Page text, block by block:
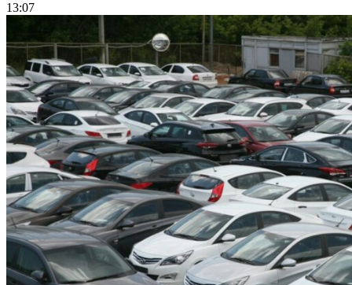
13:07